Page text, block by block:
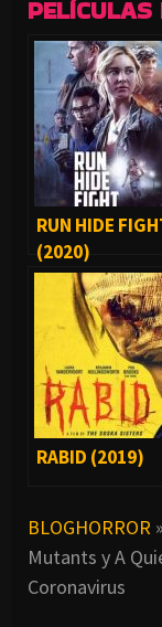
RUN HIDE
(2020)
RABID (2019)
BLOGHORROR »
Mutants y A
Coronavirus